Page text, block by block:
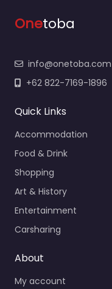
Onetoba
info@onetoba.com
+62 822-7169-1896
Quick Links
Accommodation
Food & Drink
Shopping
Art & History
Entertainment
Carsharing
About
My account